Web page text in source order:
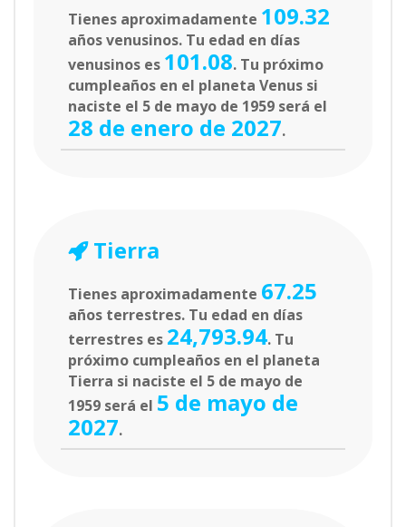
Tienes aproximadamente 109.32
años venusinos. Tu edad en días
venusinos es 101.08. Tu próximo
cumpleaños en el planeta Venus si
naciste el 5 de mayo de 1959 será el
28 de enero de 2027.
Tierra
Tienes aproximadamente 67.25
años terrestres. Tu edad en días
terrestres es 24,793.94. Tu
próximo cumpleaños en el planeta
Tierra si naciste el 5 de mayo de
1959 será el 5 de mayo de
2027.